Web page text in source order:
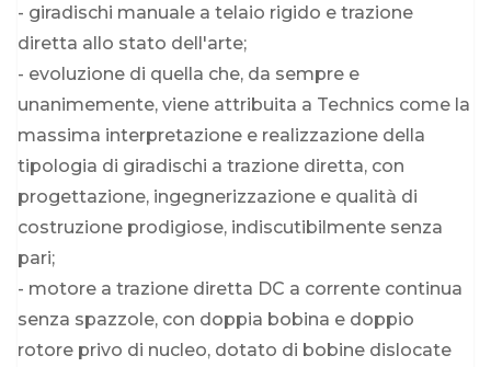
- giradischi manuale a telaio rigido e trazione
diretta allo stato dell'arte;
- evoluzione di quella che, da sempre e
unanimemente, viene attribuita a Technics come la
massima interpretazione e realizzazione della
tipologia di giradischi a trazione diretta, con
progettazione, ingegnerizzazione e qualità di
costruzione prodigiose, indiscutibilmente senza
pari;
- motore a trazione diretta DC a corrente continua
senza spazzole, con doppia bobina e doppio
rotore privo di nucleo, dotato di bobine dislocate